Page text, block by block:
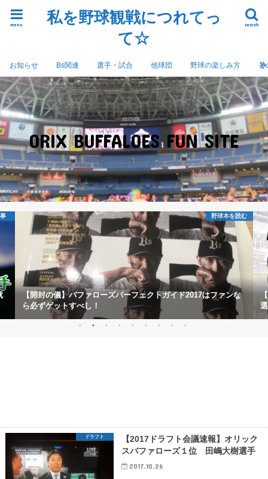
私を野球観戦につれてっ
て☆
search
menu
お知らせ Bs関連 選手・試合 他球団 野球の楽しみ方 そ
ORIX BUFFALOES FUN SITE
野球本を読む
【開封の儀】バファローズパーフェクトガイド2017はファンな
ら必ずゲットすべし！
ドラフト
【2017ドラフト会議速報】オリック
スバファローズ１位 田嶋大樹選手
2017.10.26